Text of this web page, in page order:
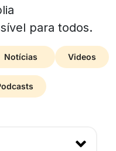
para todos.
Notícias Videos